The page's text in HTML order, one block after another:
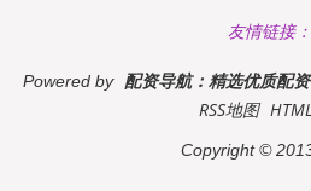
友情链接：
Powered by 配资导航：精选优质配
RSS地图
Copyright©